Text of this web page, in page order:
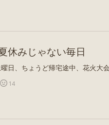
休みじゃない毎日
14